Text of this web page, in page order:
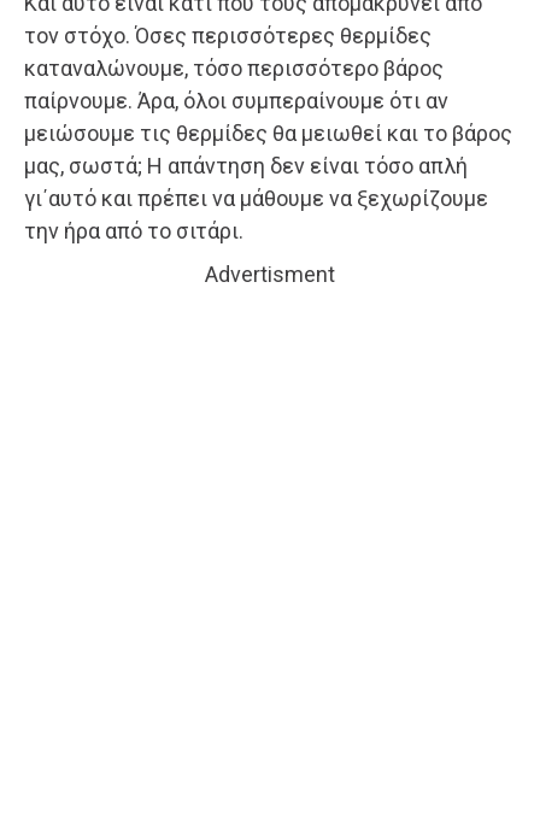
τον στόχο. Όσες περισσότερες θερμίδες
καταναλώνουμε, τόσο περισσότερο βάρος
παίρνουμε. Άρα, όλοι συμπεραίνουμε ότι αν
μειώσουμε τις θερμίδες θα μειωθεί και το βάρος
μας, σωστά; Η απάντηση δεν είναι τόσο απλή
γι΄αυτό και πρέπει να μάθουμε να ξεχωρίζουμε
την ήρα από το σιτάρι.
Advertisment